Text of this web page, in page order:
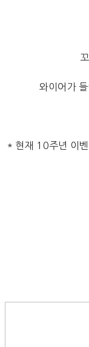
와이어가
* 현재 10주년 이